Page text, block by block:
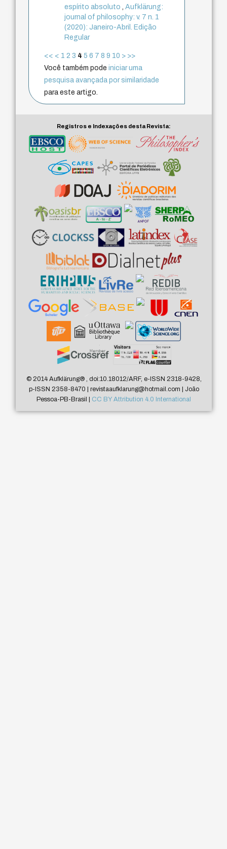
espírito absoluto,Aufklärung:
journal of philosophy: v. 7 n. 1
(2020): Janeiro-Abril. Edição
Regular
<< < 1 2 3 4 5 6 7 8 9 10 > >>
Você também podeiniciar uma
pesquisa avançada por similaridade
para este artigo.
Registros e Indexações desta Revista:
© 2014 Aufklärung®, doi:10.18012/ARF, e-ISSN 2318-9428,
p-ISSN 2358-8470 | revistaaufklarung@hotmail.com | João
Pessoa-PB-Brasil | CC BY Attribution 4.0 International